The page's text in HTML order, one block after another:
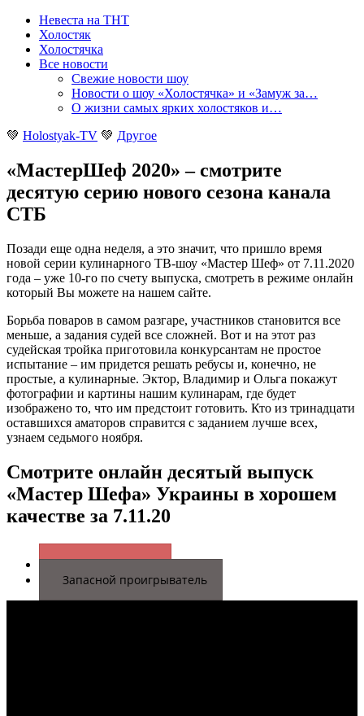
Невеста на ТНТ
Холостяк
Холостячка
Все новости
Свежие новости шоу
Новости о шоу «Холостячка» и «Замуж за…
О жизни самых ярких холостяков и…
💚 Holostyak-TV 💚 Другое
«МастерШеф 2020» – смотрите
десятую серию нового сезона канала
СТБ
Позади еще одна неделя, а это значит, что пришло время
новой серии кулинарного ТВ-шоу «Мастер Шеф» от 7.11.2020
года – уже 10-го по счету выпуска, смотреть в режиме онлайн
который Вы можете на нашем сайте.
Борьба поваров в самом разгаре, участников становится все
меньше, а задания судей все сложней. Вот и на этот раз
судейская тройка приготовила конкурсантам не простое
испытание – им придется решать ребусы и, конечно, не
простые, а кулинарные. Эктор, Владимир и Ольга покажут
фотографии и картины нашим кулинарам, где будет
изображено то, что им предстоит готовить. Кто из тринадцати
оставшихся аматоров справится с заданием лучше всех,
узнаем седьмого ноября.
Смотрите онлайн десятый выпуск
«Мастер Шефа» Украины в хорошем
качестве за 7.11.20
Основной плеер
Запасной проигрыватель